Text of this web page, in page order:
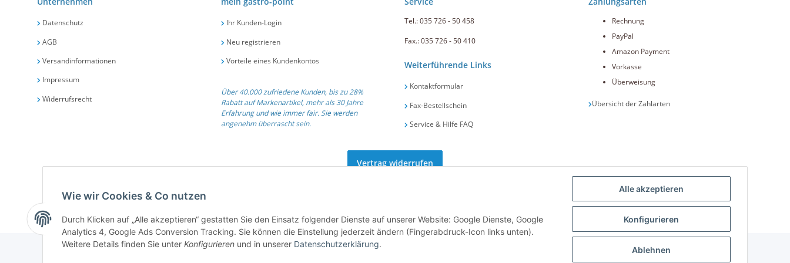
Datenschutz
AGB
Versandinformationen
Impressum
Widerrufsrecht
Ihr Kunden-Login
Neu registrieren
Vorteile eines Kundenkontos
Über 40.000 zufriedene Kunden, bis zu 28%
Rabatt auf Markenartikel, mehr als 30 Jahre
Erfahrung und wie immer fair. Sie werden
angenehm überrascht sein.
Tel.: 035 726 - 50 458
Fax.: 035 726 - 50 410
Weiterführende Links
Kontaktformular
Fax-Bestellschein
Service & Hilfe FAQ
Rechnung
PayPal
Amazon Payment
Vorkasse
Überweisung
Übersicht der Zahlarten
Vertrag widerrufen
Wie wir Cookies & Co nutzen
Durch Klicken auf „Alle akzeptieren“ gestatten Sie den Einsatz folgender Dienste auf unserer Website: Google Dienste, Google
Analytics 4, Google Ads Conversion Tracking. Sie können die Einstellung jederzeit ändern (Fingerabdruck-Icon links unten).
Weitere Details finden Sie unter Konfigurieren und in unserer Datenschutzerklärung.
Alle akzeptieren
Konfigurieren
Ablehnen